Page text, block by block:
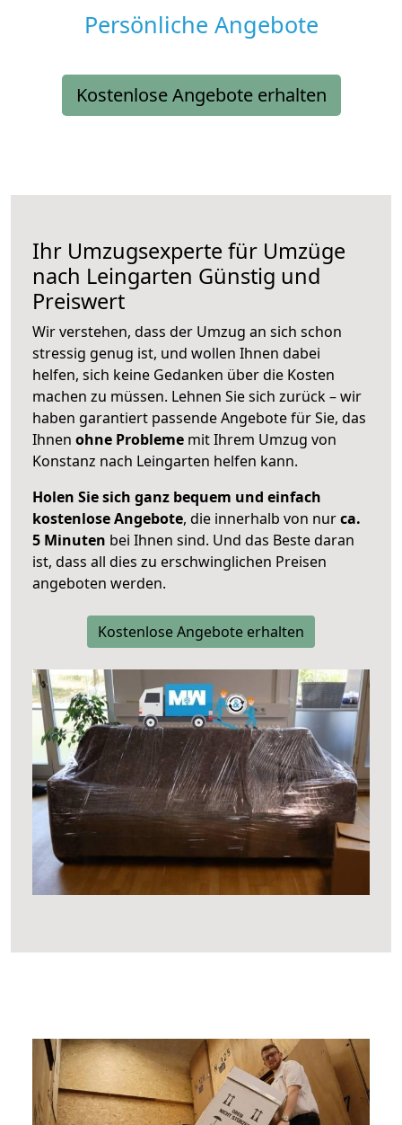
Persönliche Angebote
Kostenlose Angebote erhalten
Ihr Umzugsexperte für Umzüge
nach Leingarten Günstig und
Preiswert
Wir verstehen, dass der Umzug an sich schon
stressig genug ist, und wollen Ihnen dabei
helfen, sich keine Gedanken über die Kosten
machen zu müssen. Lehnen Sie sich zurück – wir
haben garantiert passende Angebote für Sie, das
Ihnen ohne Probleme mit Ihrem Umzug von
Konstanz nach Leingarten helfen kann.
Holen Sie sich ganz bequem und einfach
kostenlose Angebote, die innerhalb von nurca.
5 Minuten bei Ihnen sind. Und das Beste daran
ist, dass all dies zu erschwinglichen Preisen
angeboten werden.
Kostenlose Angebote erhalten